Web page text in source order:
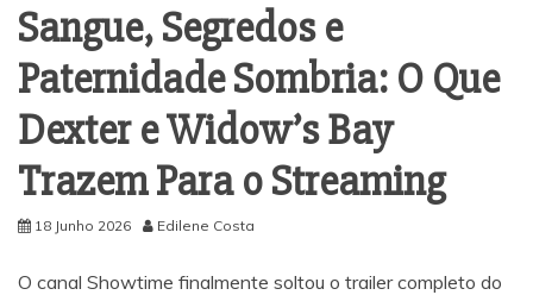
Sangue, Segredos e
Paternidade Sombria: O Que
Dexter e Widow’s Bay
Trazem Para o Streaming
18 Junho 2026 Edilene Costa
O canal Showtime finalmente soltou o trailer completo do